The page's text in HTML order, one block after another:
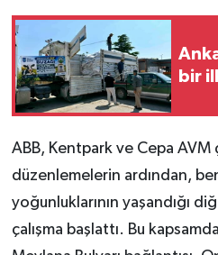
bir
ABB, Kentpark ve Cepa
düzenlemelerin ardından,
yoğunluklarının yaşandığı
çalışma başlattı. Bu